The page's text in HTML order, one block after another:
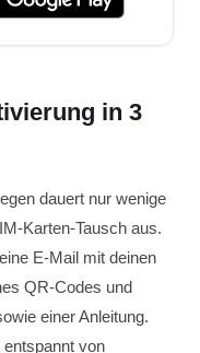
in 3
dauert nur wenige
Karten-Tausch aus.
E-Mail mit deinen
QR-Codes und
einer Anleitung.
von